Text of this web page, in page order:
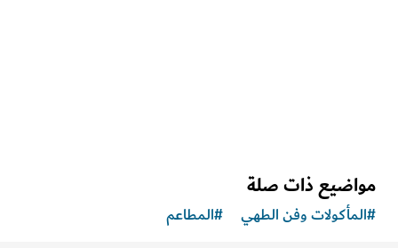
ذات صلة
وفن الطهي #المطاعم